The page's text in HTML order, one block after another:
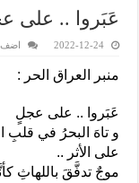
عَبَروا .. على
2022-12-24 اضف
منبر العراق الحر :
عَبَروا .. على عجلٍ
و تاهَ البحرُ في قلبِ
على الأثر ..
موجٌ تدفَّقَ باللهاثِ